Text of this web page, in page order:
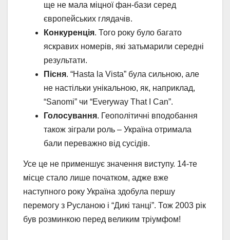
ще не мала міцної фан-бази серед
європейських глядачів.
Конкуренція. Того року було багато
яскравих номерів, які затьмарили середні
результати.
Пісня. “Hasta la Vista” була сильною, але
не настільки унікальною, як, наприклад,
“Sanomi” чи “Everyway That I Can”.
Голосування. Геополітичні вподобання
також зіграли роль – Україна отримала
бали переважно від сусідів.
Усе це не применшує значення виступу. 14-те
місце стало лише початком, адже вже
наступного року Україна здобула першу
перемогу з Русланою і “Дикі танці”. Тож 2003 рік
був розминкою перед великим тріумфом!